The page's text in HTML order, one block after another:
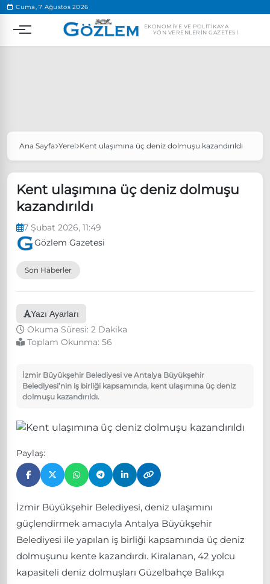
Cuma, 7 Ağustos 2026
EKONOMIYE VE POLITIKAYA
YÖN VERENLERIN GAZETESI
Popüler Aramalar
Özgür Özel, Ekrem İmamoğlu’nu ziyaret edecek
Ünlü çift bir etkinliğe daha katılmama kararı aldı
Boykot
Ana Sayfa Yerel Kent ulaşımına üç deniz dolmuşu kazandırıldı
Kent ulaşımına üç deniz dolmuşu
kazandırıldı
7 Şubat 2026, 11:49
Gözlem Gazetesi
Son Haberler
Yazı Ayarları
Okuma Süresi: 2 Dakika
Toplam Okunma: 56
İzmir Büyükşehir Belediyesi ve Antalya Büyükşehir
Belediyesi’nin iş birliği kapsamında, kent ulaşımına üç deniz
dolmuşu kazandırıldı.
Paylaş:
İzmir Büyükşehir Belediyesi, deniz ulaşımını
güçlendirmek amacıyla Antalya Büyükşehir
Belediyesi ile yapılan iş birliği kapsamında üç deniz
dolmuşunu kente kazandırdı. Kiralanan, 42 yolcu
kapasiteli deniz dolmuşları Güzelbahçe Balıkçı